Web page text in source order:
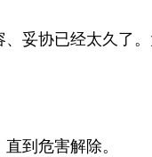
妥协已经太久了
到危害解除。